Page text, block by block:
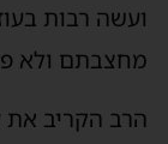
ועשה רבות
מחצבתם ולא
הרב הקריב את